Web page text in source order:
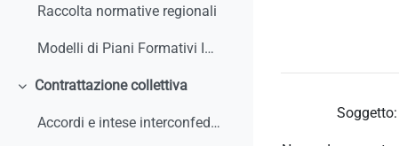
Raccolta normative regionali
Modelli di Piani Formativi Individuali
Minimizza
Contrattazione collettiva
Accordi e intese interconfederali
Soggetto: